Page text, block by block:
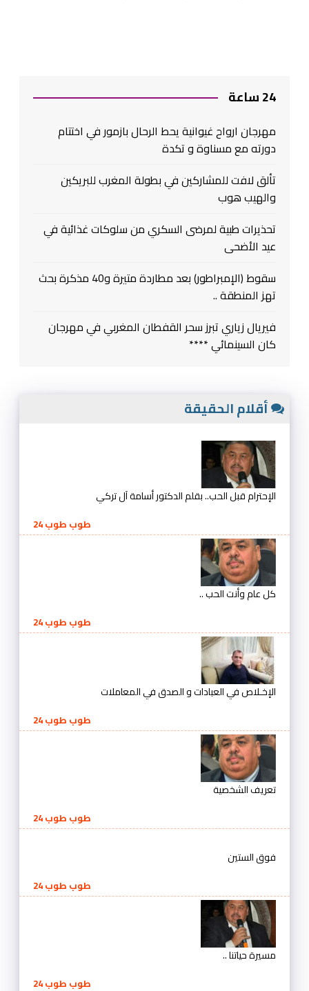
24 ساعة
مهرجان ارواح غيوانية يحط الرحال بازمور في اختتام
دورته مع مسناوة و تكدة
تألق لافت للمشاركين في بطولة المغرب للبريكين
والهيب هوب
تحذيرات طبية لمرضى السكري من سلوكات غذائية في
عيد الأضحى
سقوط (الإمبراطور) بعد مطاردة متيرة و40 مذكرة بحث
تهز المنطقة ..
فيريال زياري تبرز سحر القفطان المغربي في مهرجان
كان السينمائي ****
أقلام الحقيقة
الإحترام قبل الحب.. بقلم الدكتور أسامة آل تركي
طوب طوب 24
كل عام وأنت الحب ..
طوب طوب 24
الإخـلاص في العبادات و الصدق في المعاملات
طوب طوب 24
تعريف الشخصية
طوب طوب 24
فوق الستين
طوب طوب 24
مسيرة حياتنا ..
طوب طوب 24